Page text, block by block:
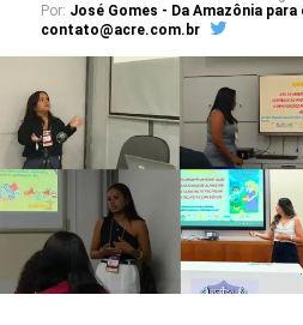
Por: José Gomes - Da Amazônia para
contato@acre.com.br